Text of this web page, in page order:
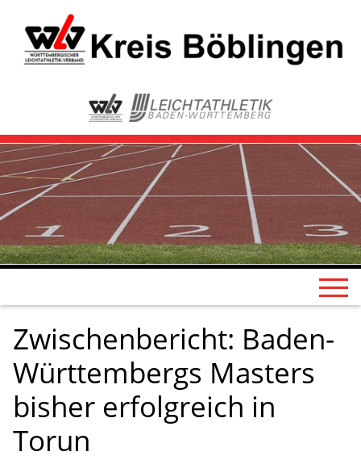
Zwischenbericht: Baden-
Württembergs Masters
bisher erfolgreich in
Torun